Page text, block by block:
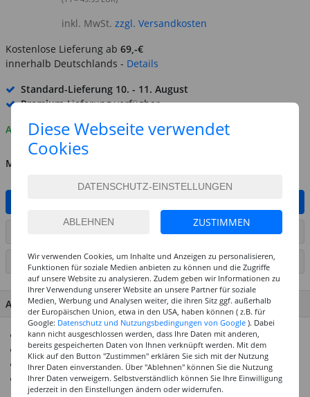
inkl. MwSt. zzgl. Versandkosten
Kostenlose Lieferung ab 69,-€
innerhalb Deutschlands - Details
Standard-Lieferung 10. - 11. August
Premium-Lieferung verfügbar
Auf Lager
MENGE
ARTIKEL AUF WUNSCHLISTE SETZEN
SEITE DRUCKEN
ARTIKEL MERKMALE & DETAILS
Schnell trocknender Sprühlack
Witterungsbeständig, kratzfest, stoßfest, vergilbungsfrei
200 ml reichen für ca. 1 qm
Für viele Untergründe geeignet - sonst Edding
Grundierungsspray verwenden
Diese Webseite verwendet
Cookies
ZUSTIMMEN
Wir verwenden Cookies, um Inhalte und Anzeigen zu personalisieren,
Funktionen für soziale Medien anbieten zu können und die Zugriffe
auf unsere Website zu analysieren. Zudem geben wir Informationen zu
Ihrer Verwendung unserer Website an unsere Partner für soziale
Medien, Werbung und Analysen weiter, die ihren Sitz ggf. außerhalb
der Europäischen Union, etwa in den USA, haben können ( z.B. für
Google: Datenschutz und Nutzungsbedingungen von Google ). Dabei
kann nicht ausgeschlossen werden, dass Ihre Daten mit anderen,
bereits gespeicherten Daten von Ihnen verknüpft werden. Mit dem
Klick auf den Button "Zustimmen" erklären Sie sich mit der Nutzung
Ihrer Daten einverstanden. Über "Ablehnen" können Sie die Nutzung
Ihrer Daten verweigern. Selbstverständlich können Sie Ihre Einwilligung
jederzeit in den Einstellungen ändern oder widerrufen.